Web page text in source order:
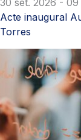
Acte inaugural
Torres